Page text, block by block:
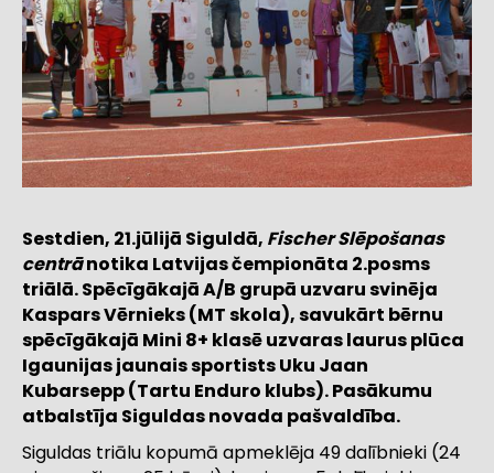
Sestdien, 21.jūlijā Siguldā, Fischer Slēpošanas
centrānotika Latvijas čempionāta 2.posms
triālā. Spēcīgākajā A/B grupā uzvaru svinēja
Kaspars Vērnieks (MT skola), savukārt bērnu
spēcīgākajā Mini 8+ klasē uzvaras laurus plūca
Igaunijas jaunais sportists Uku Jaan
Kubarsepp (Tartu Enduro klubs). Pasākumu
atbalstīja Siguldas novada pašvaldība.
Siguldas triālu kopumā apmeklēja 49 dalībnieki (24